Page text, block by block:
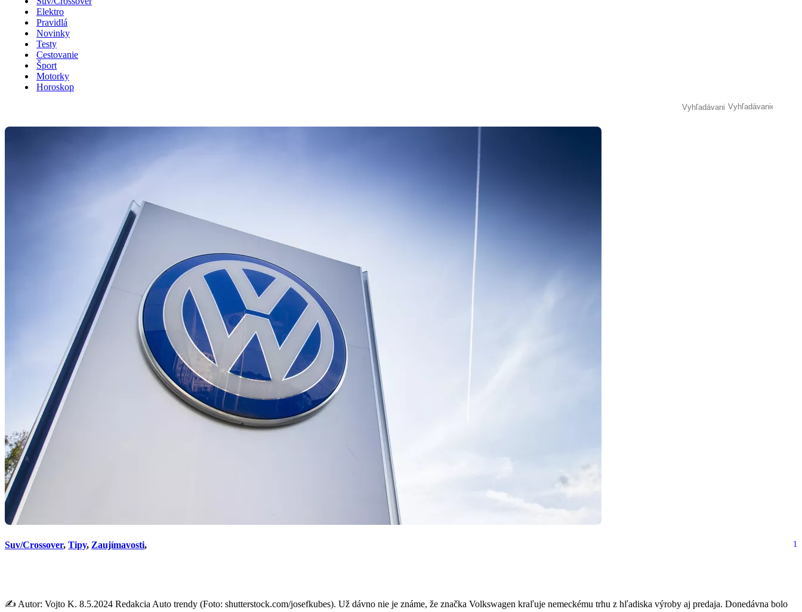
Elektro
Pravidlá
Novinky
Testy
Cestovanie
Šport
Motorky
Horoskop
Suv/Crossover, Tipy, Zaujímavosti, 1
✍️ Autor: Vojto K. 8.5.2024 Redakcia Auto trendy (Foto: shutterstock.com/josefkubes). Už dávno nie je známe, že značka Volkswagen kraľuje nemeckému trhu z hľadiska výroby aj predaja. Donedávna bolo